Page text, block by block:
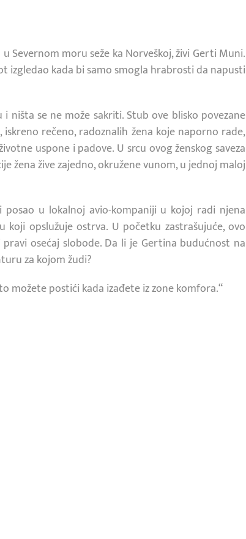
Severnom moru seže ka Norveškoj, živi Gerti Muni.
izgledao kada bi samo smogla hrabrosti da napusti
se ne može sakriti. Stub ove blisko povezane
rečeno, radoznalih žena koje naporno rade,
uspone i padove. U srcu ovog ženskog saveza
žena žive zajedno, okružene vunom, u jednoj maloj
u lokalnoj avio-kompaniji u kojoj radi njena
opslužuje ostrva. U početku zastrašujuće, ovo
osećaj slobode. Da li je Gertina budućnost na
za kojom žudi?
možete postići kada izađete iz zone komfora.“